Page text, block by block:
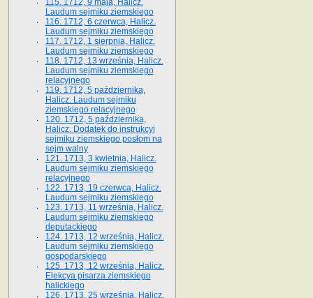
115. 1712, 9 maja, Halicz.
Laudum sejmiku ziemskiego
116. 1712, 6 czerwca, Halicz.
Laudum sejmiku ziemskiego
117. 1712, 1 sierpnia, Halicz.
Laudum sejmiku ziemskiego
118. 1712, 13 września, Halicz.
Laudum sejmiku ziemskiego
relacyjnego
119. 1712, 5 października,
Halicz. Laudum sejmiku
ziemskiego relacyjnego
120. 1712, 5 października,
Halicz. Dodatek do instrukcyi
sejmiku ziemskiego posłom na
sejm walny
121. 1713, 3 kwietnia, Halicz.
Laudum sejmiku ziemskiego
relacyjnego
122. 1713, 19 czerwca, Halicz.
Laudum sejmiku ziemskiego
123. 1713, 11 września, Halicz.
Laudum sejmiku ziemskiego
deputackiego
124. 1713, 12 września, Halicz.
Laudum sejmiku ziemskiego
gospodarskiego
125. 1713, 12 września, Halicz.
Elekcya pisarza ziemskiego
halickiego
126. 1713, 25 września, Halicz.